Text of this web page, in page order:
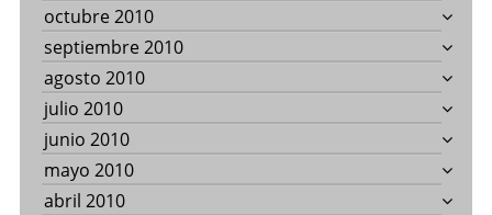
octubre 2010
septiembre 2010
agosto 2010
julio 2010
junio 2010
mayo 2010
abril 2010